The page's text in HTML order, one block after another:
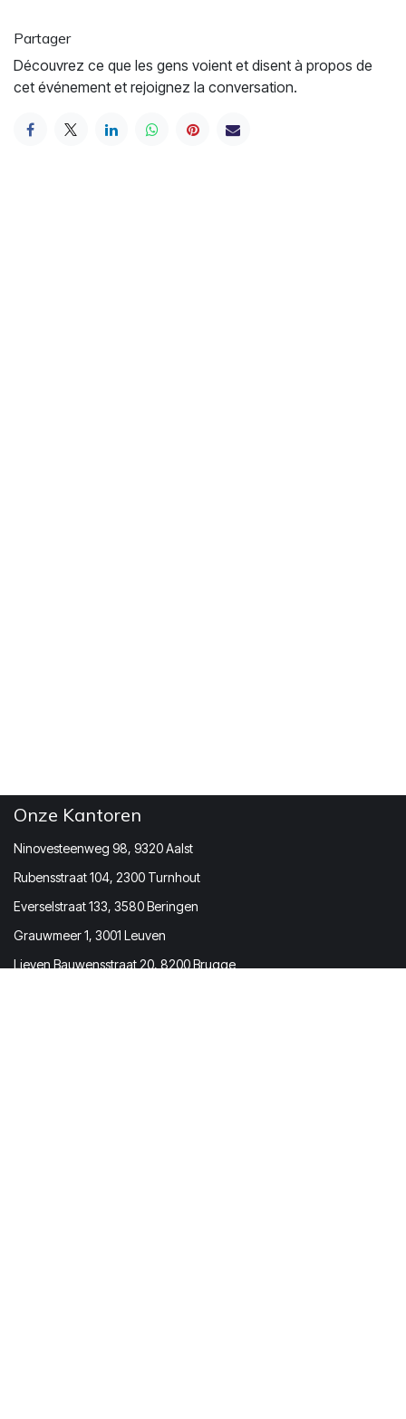
Partager
Découvrez ce que les gens voient et disent à propos de
cet événement et rejoignez la conversation.
Onze Kantoren
Ninovesteenweg 98, 9320 Aalst
Rubensstraat 104, 2300 Turnhout
Everselstraat 133, 3580 Beringen
Grauwmeer 1, 3001 Leuven
Lieven Bauwensstraat 20, 8200 Brugge